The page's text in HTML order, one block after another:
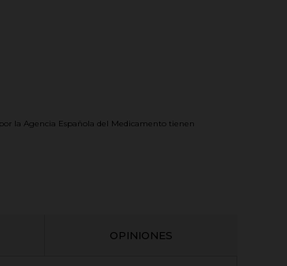
la Agencia Española del Medicamento tienen
OPINIONES